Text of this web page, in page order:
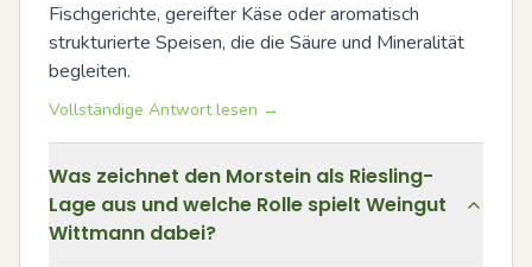
Fischgerichte, gereifter Käse oder aromatisch
strukturierte Speisen, die die Säure und Mineralität
begleiten.
Vollständige Antwort lesen →
Was zeichnet den Morstein als Riesling-
Lage aus und welche Rolle spielt Weingut
Wittmann dabei?